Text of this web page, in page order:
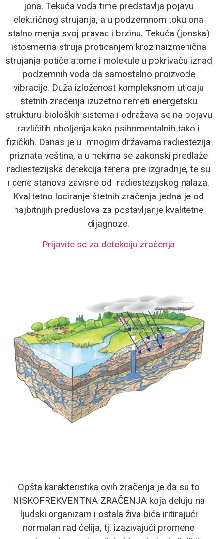
jona. Tekuća voda time predstavlja pojavu
električnog strujanja, a u podzemnom toku ona
stalno menja svoj pravac i brzinu. Tekuća (jonska)
istosmerna struja proticanjem kroz naizmenična
strujanja potiče atome i molekule u pokrivaču iznad
podzemnih voda da samostalno proizvode
vibracije. Duža izloženost kompleksnom uticaju
štetnih zračenja izuzetno remeti energetsku
strukturu bioloških sistema i odražava se na pojavu
različitih oboljenja kako psihomentalnih tako i
fizičkih. Danas je u mnogim državama radiestezija
priznata veština, a u nekima se zakonski predlaže
radiestezijska detekcija terena pre izgradnje, te su
i cene stanova zavisne od radiestezijskog nalaza.
Kvalitetno lociranje štetnih zračenja jedna je od
najbitnijih preduslova za postavljanje kvalitetne
dijagnoze.
Prijavite se za detekciju zračenja
Opšta karakteristika ovih zračenja je da su to
NISKOFREKVENTNA ZRAČENJA koja deluju na
ljudski organizam i ostala živa bića iritirajući
normalan rad ćelija, tj. izazivajući promene